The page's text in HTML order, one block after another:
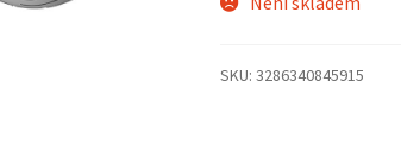
SKU:3286340845915